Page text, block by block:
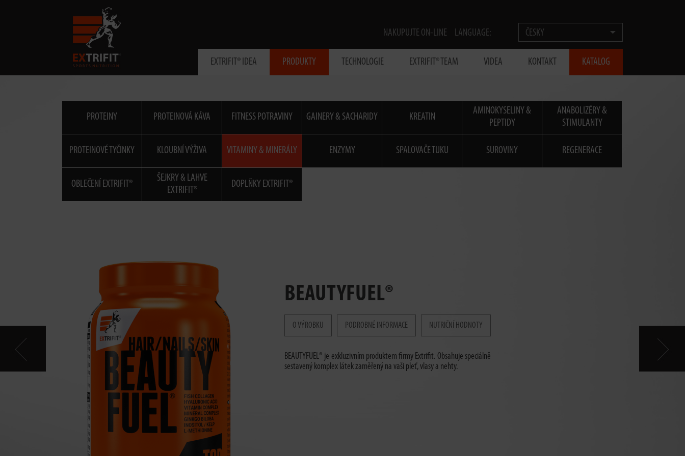
NAKUPUJTE ON-LINE LANGUAGE: ČESKY
EXTRIFIT® IDEA PRODUKTY TECHNOLOGIE EXTRIFIT® TEAM VIDEA KONTAKT KATALOG
PROTEINY PROTEINOVÁ KÁVA FITNESS POTRAVINY GAINERY & SACHARIDY KREATIN
AMINOKYSELINY &
PEPTIDY
ANABOLIZÉRY &
STIMULANTY
PROTEINOVÉ TYČINKY KLOUBNÍ VÝŽIVA VITAMINY & MINERÁLY ENZYMY SPALOVAČE TUKU SUROVINY REGENERACE
OBLEČENÍ EXTRIFIT®
ŠEJKRY & LAHVE
EXTRIFIT®
DOPLŇKY EXTRIFIT®
BEAUTYFUEL®
O VÝROBKU PODROBNÉ INFORMACE NUTRIČNÍ HODNOTY
BEAUTYFUEL® je exkluzivním produktem firmy Extrifit. Obsahuje speciálně
sestavený komplex látek zaměřený na vaši pleť, vlasy a nehty.